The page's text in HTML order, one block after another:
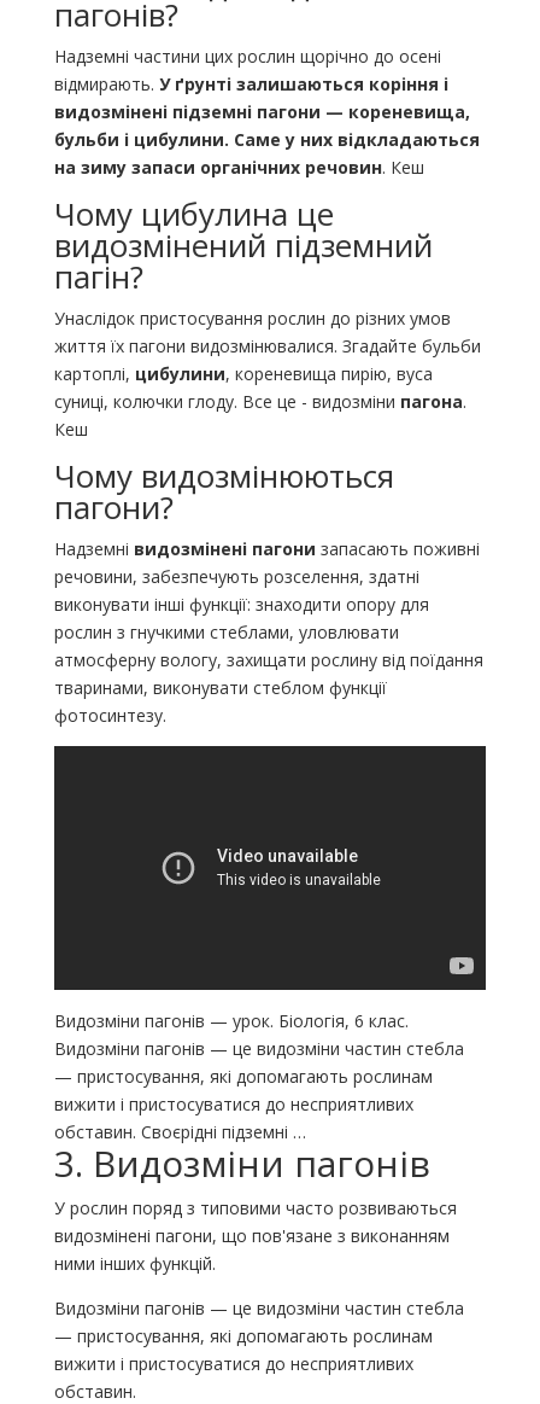
пагонів?
Надземні частини цих рослин щорічно до осені
відмирають. У ґрунті залишаються коріння і
видозмінені підземні пагони — кореневища,
бульби і цибулини. Саме у них відкладаються
на зиму запаси органічних речовин. Кеш
Чому цибулина це
видозмінений підземний
пагін?
Унаслідок пристосування рослин до різних умов
життя їх пагони видозмінювалися. Згадайте бульби
картоплі, цибулини, кореневища пирію, вуса
суниці, колючки глоду. Все це - видозміни пагона.
Кеш
Чому видозмінюються
пагони?
Надземні видозмінені пагони запасають поживні
речовини, забезпечують розселення, здатні
виконувати інші функції: знаходити опору для
рослин з гнучкими стеблами, уловлювати
атмосферну вологу, захищати рослину від поїдання
тваринами, виконувати стеблом функції
фотосинтезу.
Видозміни пагонів — урок. Біологія, 6 клас.
Видозміни пагонів — це видозміни частин стебла
— пристосування, які допомагають рослинам
вижити і пристосуватися до несприятливих
обставин. Своєрідні підземні …
3. Видозміни пагонів
У рослин поряд з типовими часто розвиваються
видозмінені пагони, що пов'язане з виконанням
ними інших функцій.
Видозміни пагонів — це видозміни частин стебла
— пристосування, які допомагають рослинам
вижити і пристосуватися до несприятливих
обставин.